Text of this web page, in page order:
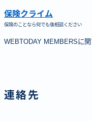
保険クライム
保険のことなら何でも後相談ください
WEBTODAY MEMBERSに
連絡先